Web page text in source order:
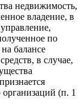
недвижимость,
владение, в
по
балансе
в случае,
(п. 1